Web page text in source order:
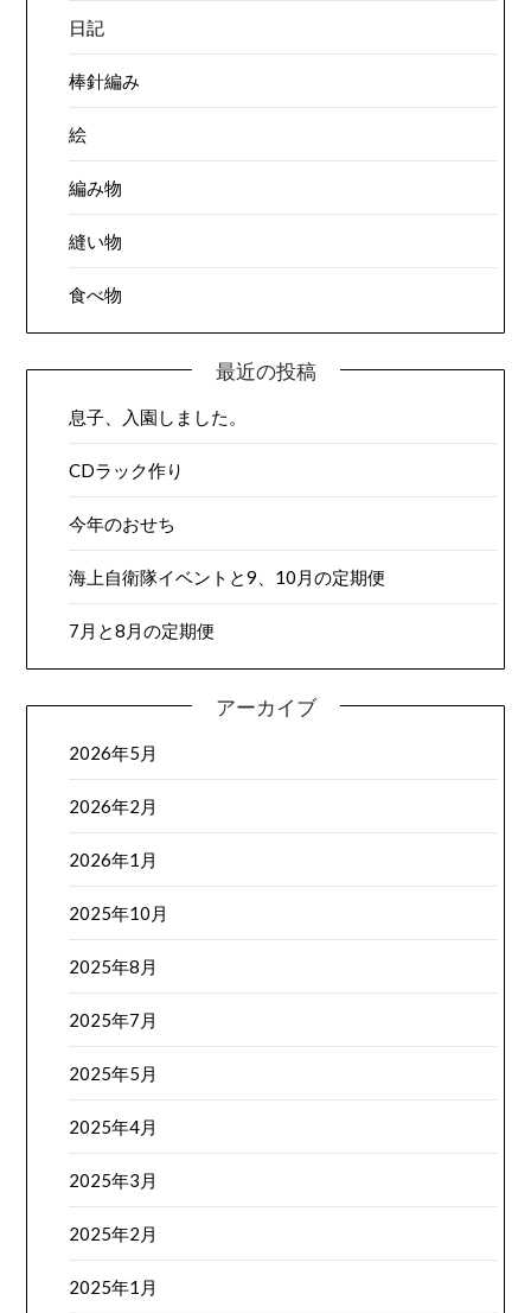
日記
棒針編み
絵
編み物
縫い物
食べ物
最近の投稿
息子、入園しました。
CDラック作り
今年のおせち
海上自衛隊イベントと9、10月の定期便
7月と8月の定期便
アーカイブ
2026年5月
2026年2月
2026年1月
2025年10月
2025年8月
2025年7月
2025年5月
2025年4月
2025年3月
2025年2月
2025年1月